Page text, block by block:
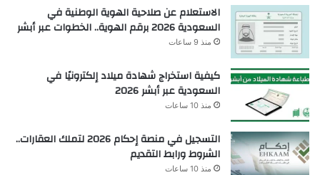
الاستعلام عن صلاحية الهوية الوطنية في
السعودية 2026 برقم الهوية.. الخطوات عبر أبشر
منذ 9 ساعات
كيفية استخراج شهادة ميلاد إلكترونيًا في
السعودية عبر أبشر 2026
منذ 10 ساعات
التسجيل في منصة إحكام 2026 لتملك العقارات..
الشروط ورابط التقديم
منذ 10 ساعات